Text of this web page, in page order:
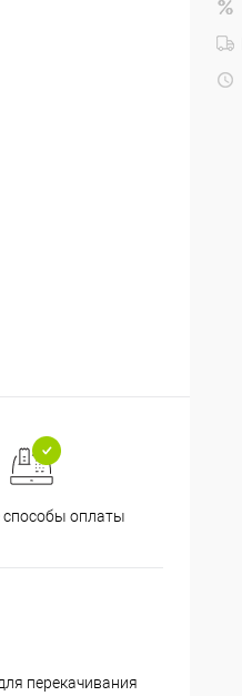
способы оплаты
перекачивания